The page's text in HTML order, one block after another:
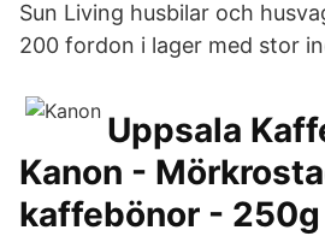
Sun Living husbilar och
200 fordon i lager med stor
Uppsala
Kanon -
kaffebönor - 250g